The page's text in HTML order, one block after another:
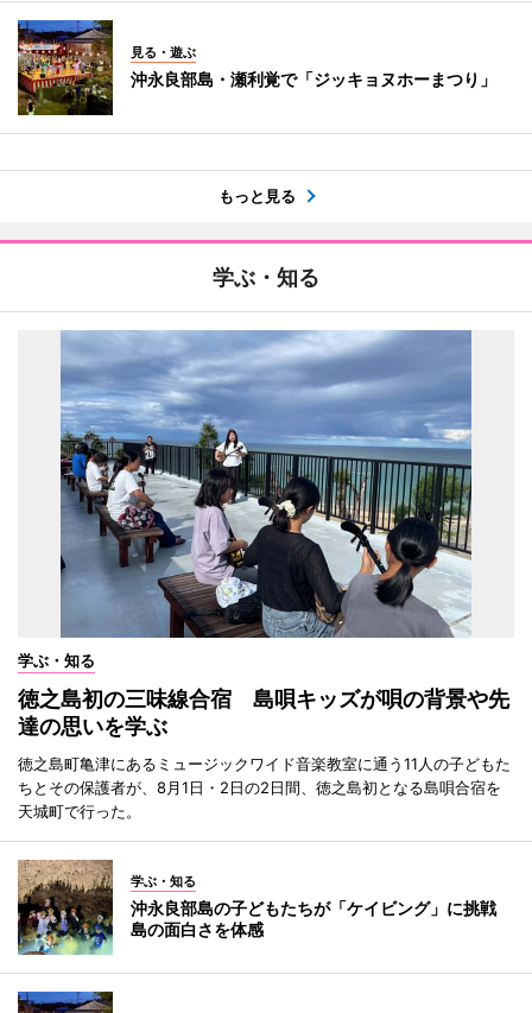
見る・遊ぶ
沖永良部島・瀬利覚で「ジッキョヌホーまつり」
もっと見る
学ぶ・知る
学ぶ・知る
徳之島初の三味線合宿 島唄キッズが唄の背景や先
達の思いを学ぶ
徳之島町亀津にあるミュージックワイド音楽教室に通う11人の子どもた
ちとその保護者が、8月1日・2日の2日間、徳之島初となる島唄合宿を
天城町で行った。
学ぶ・知る
沖永良部島の子どもたちが「ケイビング」に挑戦
島の面白さを体感